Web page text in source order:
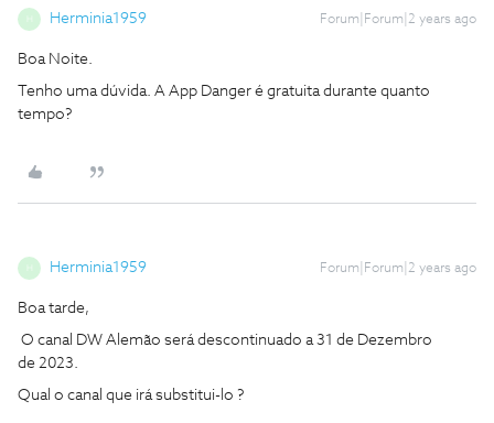
Herminia1959 Forum|Forum|2 years ago
Boa Noite.
Tenho uma dúvida. A App Danger é gratuita durante quanto
tempo?
Herminia1959 Forum|Forum|2 years ago
Boa tarde,
O canal DW Alemão será descontinuado a 31 de Dezembro
de 2023.
Qual o canal que irá substitui-lo ?